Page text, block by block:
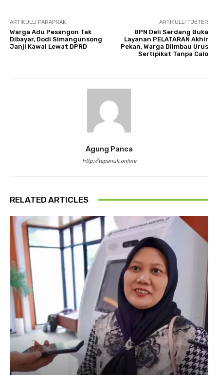
ARTIKULLI PARAPRAK
Warga Adu Pesangon Tak
Dibayar, Dodi Simangunsong
Janji Kawal Lewat DPRD
ARTIKULLI TJETËR
BPN Deli Serdang Buka
Layanan PELATARAN Akhir
Pekan, Warga Diimbau Urus
Sertipikat Tanpa Calo
Agung Panca
http://tapanuli.online
RELATED ARTICLES